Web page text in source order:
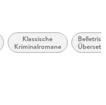
Klassische
Kriminalromane